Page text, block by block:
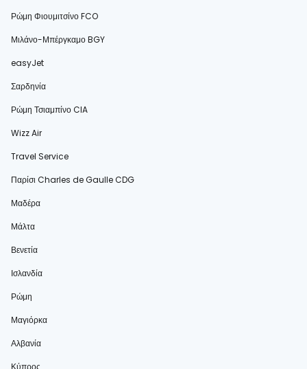
Ρώμη Φιουμιτσίνο FCO
Μιλάνο-Μπέργκαμο BGY
easyJet
Σαρδηνία
Ρώμη Τσιαμπίνο CIA
Wizz Air
Travel Service
Παρίσι Charles de Gaulle CDG
Μαδέρα
Μάλτα
Βενετία
Ισλανδία
Ρώμη
Μαγιόρκα
Αλβανία